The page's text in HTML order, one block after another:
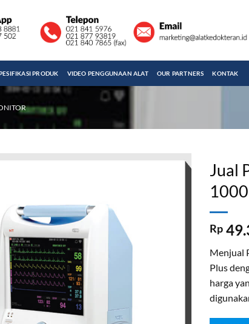
PRODUK VIDEO PENGGUNAAN ALAT OUR PARTNERS KONTAK
Jual
Rp
Menjual
Plus
harga